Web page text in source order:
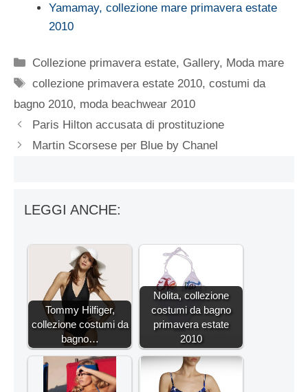
Yamamay, collezione mare primavera estate
2010
Categorie
Collezione primavera estate, Gallery, Moda mare
Tag
collezione primavera estate 2010,costumi da
bagno 2010, moda beachwear 2010
Paris Hilton accusata di prostituzione
Martin Scorsese per Blue by Chanel
LEGGI ANCHE:
Tommy Hilfiger,
collezione costumi da
bagno…
Nolita, collezione
costumi da bagno
primavera estate
2010